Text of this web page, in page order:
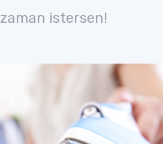
istersen!